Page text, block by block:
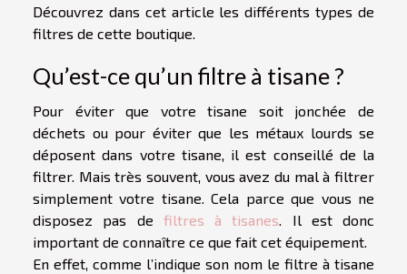
Découvrez dans cet article les différents types de
filtres de cette boutique.
Qu’est-ce qu’un filtre à tisane ?
Pour éviter que votre tisane soit jonchée de
déchets ou pour éviter que les métaux lourds se
déposent dans votre tisane, il est conseillé de la
filtrer. Mais très souvent, vous avez du mal à filtrer
simplement votre tisane. Cela parce que vous ne
disposez pas de filtres à tisanes. Il est donc
important de connaître ce que fait cet équipement.
En effet, comme l’indique son nom le filtre à tisane